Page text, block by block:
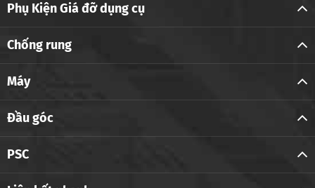
Phụ Kiện Giá đỡ dụng cụ
Chống rung
Máy
Đầu góc
PSC